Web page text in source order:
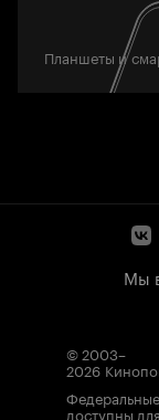
Планшеты и
Мы
© 2003–
2026
доступны